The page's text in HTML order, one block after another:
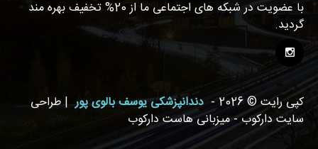
با عضویت در شبکه های اجتماعی ما از 20% تخفیف بهره مند
گردید.
کپی رایت © 2026 - دندانپزشکی یوسف بالوی پور | طراحی
سایت دارکوب - میزبانی هاست دارکوب